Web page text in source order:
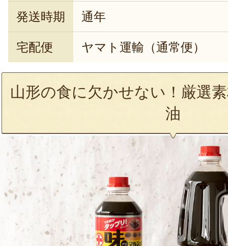
発送時期 通年
宅配便 ヤマト運輸（通常便）
山形の食に欠かせない！厳選
油